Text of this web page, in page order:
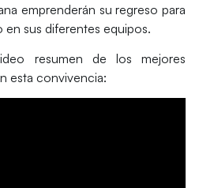
emprenderán su regreso para
sus diferentes equipos.
resumen de los mejores
esta convivencia: